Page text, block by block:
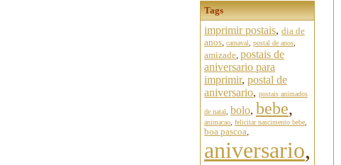
Tags
imprimir postais, dia de
anos, carnaval postal de anos
amizade, postais de
aniversario para
imprimir, postal de
aniversario, postais animados
de natal bolo, bebe,
animacao felicitar nascimento bebe
boa pascoa,
aniversario,